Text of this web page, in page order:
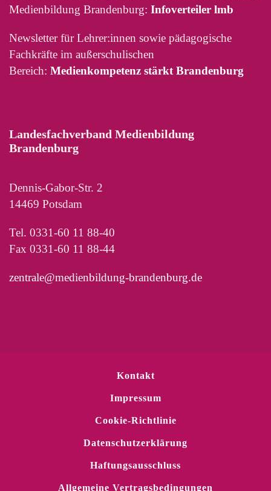
Medienbildung Brandenburg: Infoverteiler lmb
Newsletter für Lehrer:innen sowie pädagogische
Fachkräfte im außerschulischen
Bereich: Medienkompetenz stärkt Brandenburg
Landesfachverband Medienbildung
Brandenburg
Dennis-Gabor-Str. 2
14469 Potsdam
Tel. 0331-60 11 88-40
Fax 0331-60 11 88-44
zentrale@medienbildung-brandenburg.de
Kontakt
Impressum
Cookie-Richtlinie
Datenschutzerklärung
Haftungsausschluss
Allgemeine Vertragsbedingungen